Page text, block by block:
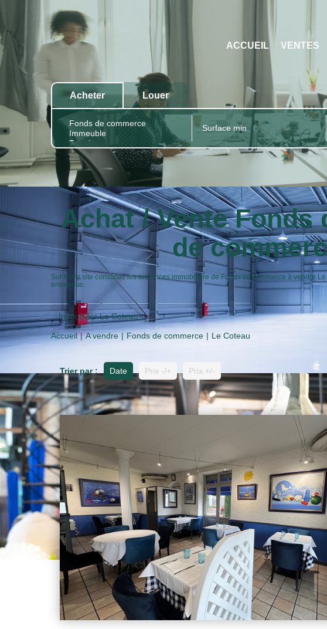
ACCUEIL VENTES
Acheter Louer
Achat / Vente Fonds
de
Sur notre site consultez les annonces immobilière de Fonds de commerce à vendre
entreprise.
Immobilier Le Coteau
Accueil A vendre Fonds de commerce Le Coteau
Trier par : Date Prix -/+ Prix +/-